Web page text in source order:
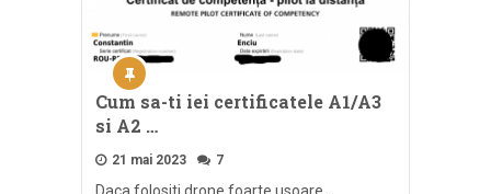
Cum sa-ti iei certificatele A1/A3
si A2 …
21 mai 2023 7